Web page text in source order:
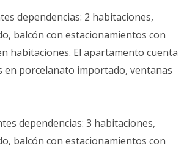
dependencias: 2 habitaciones,
balcón con estacionamientos con
habitaciones. El apartamento cuenta
en porcelanato importado, ventanas
dependencias: 3 habitaciones,
balcón con estacionamientos con